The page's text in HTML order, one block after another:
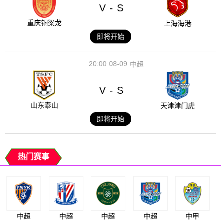
重庆铜梁龙
V - S
上海海港
即将开始
08-09
20:00 中超
山东泰山
V - S
天津津门虎
即将开始
热门赛事
中超 中超 中超 中超 中甲